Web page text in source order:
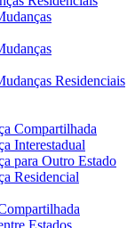
Residenciais
Compartilhada
Interestadual
para Outro Estado
Residencial
Estados